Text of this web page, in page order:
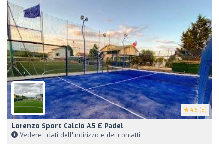
4.9 (8)
Lorenzo Sport Calcio A5 E Padel
Vedere i dati dell'indirizzo e dei contatti